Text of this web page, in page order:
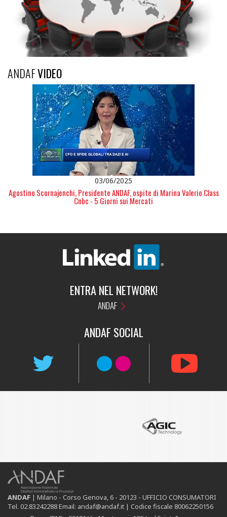
ANDAFVIDEO
03/06/2025
Agostino Scornajenchi, Presidente ANDAF, ospite di Marina Valerio Class
Cnbc - 5 Giorni sui Mercati
ENTRA NEL NETWORK!
ANDAF
ANDAF SOCIAL
ANDAF | Milano - Corso Genova, 6 - 20123 - UFFICIO CONSUMATORI
Tel. 02.83242288 Email: andaf@andaf.it | Codice fiscale 80062250156